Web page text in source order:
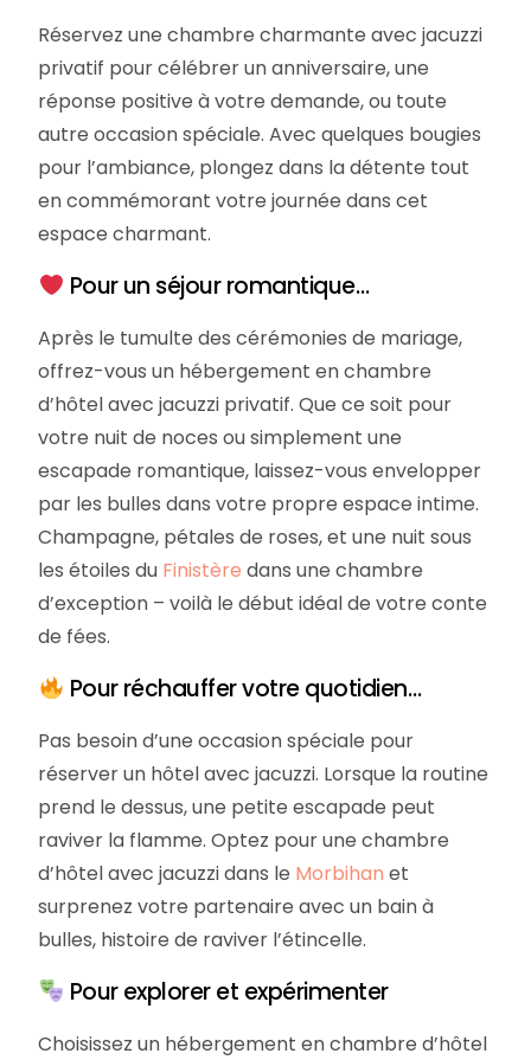
Réservez une chambre charmante avec jacuzzi
privatif pour célébrer un anniversaire, une
réponse positive à votre demande, ou toute
autre occasion spéciale. Avec quelques bougies
pour l’ambiance, plongez dans la détente tout
en commémorant votre journée dans cet
espace charmant.
Pour un séjour romantique…
Après le tumulte des cérémonies de mariage,
offrez-vous un hébergement en chambre
d’hôtel avec jacuzzi privatif. Que ce soit pour
votre nuit de noces ou simplement une
escapade romantique, laissez-vous envelopper
par les bulles dans votre propre espace intime.
Champagne, pétales de roses, et une nuit sous
les étoiles du Finistère dans une chambre
d’exception – voilà le début idéal de votre conte
de fées.
Pour réchauffer votre quotidien…
Pas besoin d’une occasion spéciale pour
réserver un hôtel avec jacuzzi. Lorsque la routine
prend le dessus, une petite escapade peut
raviver la flamme. Optez pour une chambre
d’hôtel avec jacuzzi dans le Morbihan et
surprenez votre partenaire avec un bain à
bulles, histoire de raviver l’étincelle.
Pour explorer et expérimenter
Choisissez un hébergement en chambre d’hôtel